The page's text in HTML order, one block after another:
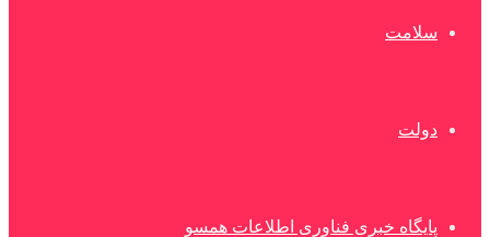
سلامت
دولت
پایگاه خبری فناوری اطلاعات همسو